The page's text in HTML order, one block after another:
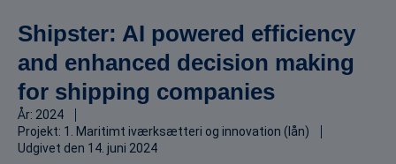
Shipster: AI powered efficiency
and enhanced decision making
for shipping companies
År: 2024
Projekt: 1. Maritimt iværksætteri og innovation (lån)
Udgivet den 14. juni 2024